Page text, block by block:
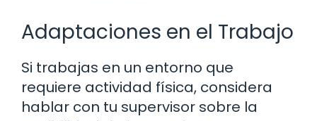
Adaptaciones en el Trabajo
Si trabajas en un entorno que
requiere actividad física, considera
hablar con tu supervisor sobre la